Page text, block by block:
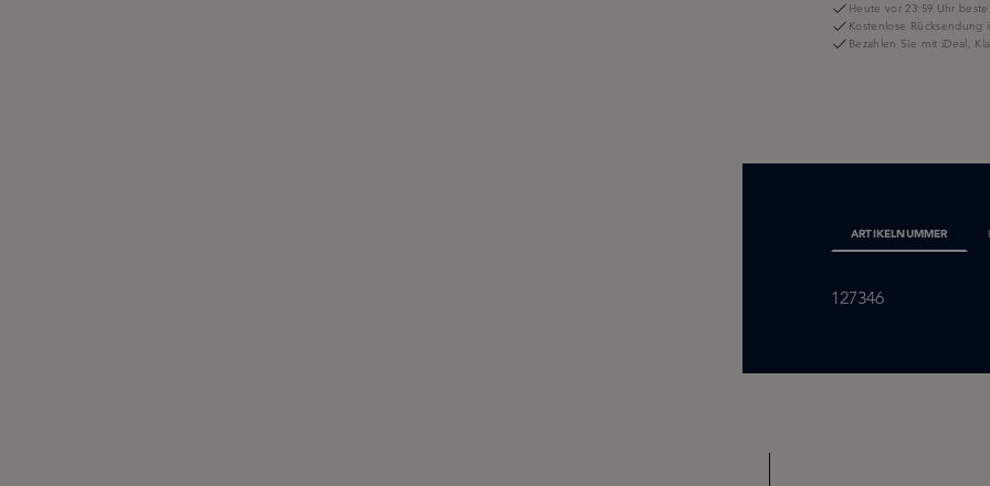
Heute vor 23:59 Uhr
Kostenlose Rücksendung
Bezahlen Sie mit iDeal,
ARTIKELNUMMER
127346